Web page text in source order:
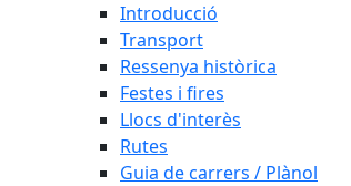
Introducció
Transport
Ressenya històrica
Festes i fires
Llocs d'interès
Rutes
Guia de carrers / Plànol